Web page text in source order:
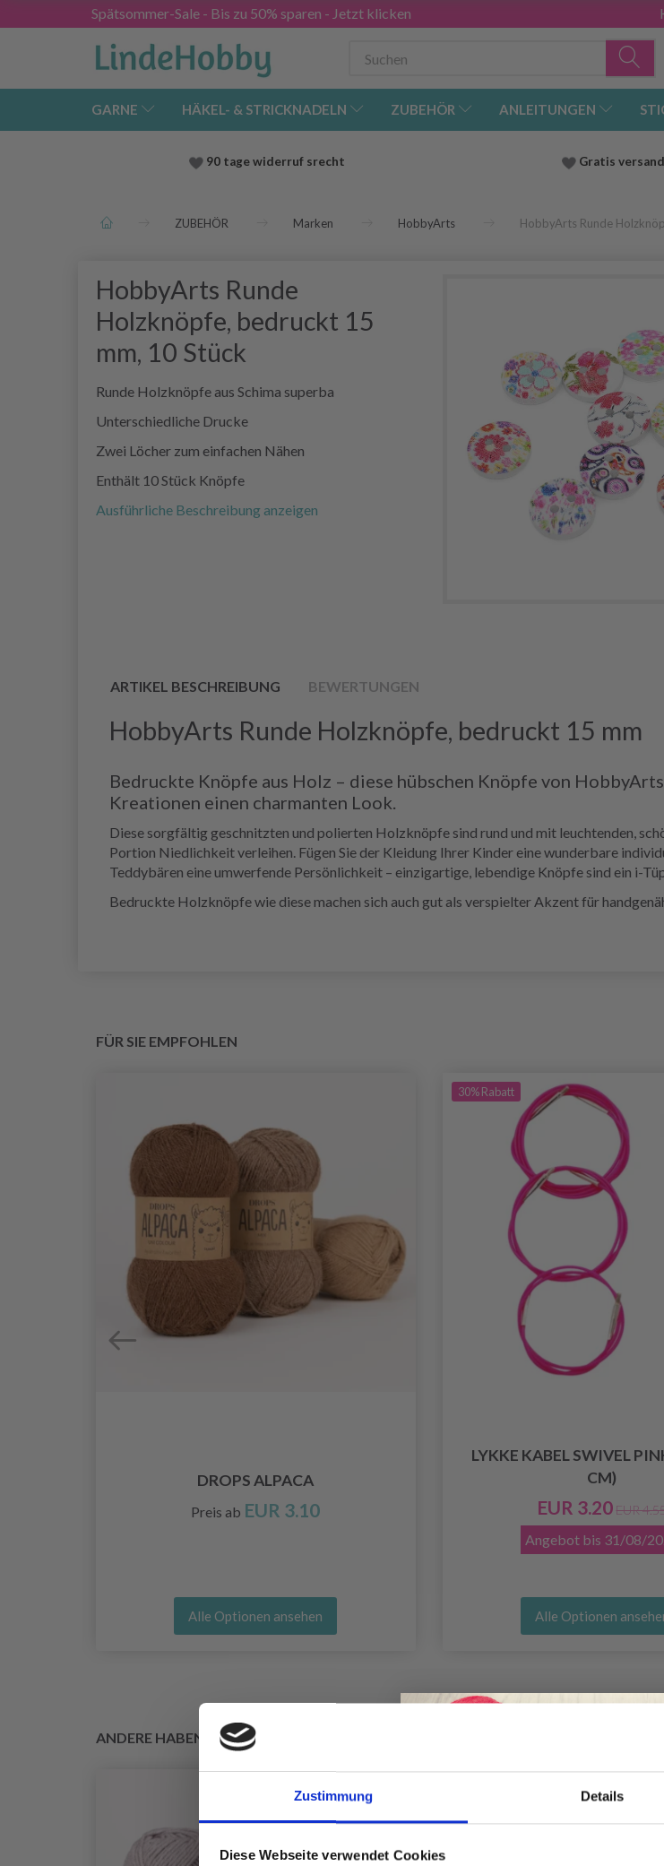
Zustimmung Details
Diese Webseite verwendet Cookies
Spätsommer-Sale - Bis zu 50% sparen - Jetzt klicken
GARNE HÄKEL- & STRICKNADELN ZUBEHÖR ANLEITUNGEN
90 tage widerruf srecht Gratis versand
ZUBEHÖR Marken HobbyArts HobbyArts Runde
HobbyArts Runde
Holzknöpfe, bedruckt 15
mm, 10 Stück
Runde Holzknöpfe aus Schima superba
Unterschiedliche Drucke
Zwei Löcher zum einfachen Nähen
Enthält 10 Stück Knöpfe
Ausführliche Beschreibung anzeigen
ARTIKEL BESCHREIBUNG BEWERTUNGEN
HobbyArts Runde Holzknöpfe, bedruckt 15 mm
Bedruckte Knöpfe aus Holz – diese hübschen Knöpfe von
Kreationen einen charmanten Look.
Diese sorgfältig geschnitzten und polierten Holzknöpfe sind rund und mit leuchtenden,
Portion Niedlichkeit verleihen. Fügen Sie der Kleidung Ihrer Kinder eine wunderbare
Teddybären eine umwerfende Persönlichkeit – einzigartige, lebendige Knöpfe sind ein i-
Bedruckte Holzknöpfe wie diese machen sich auch gut als verspielter Akzent für
FÜR SIE EMPFOHLEN
DROPS ALPACA
Preis ab EUR 3.10
Alle Optionen ansehen
30%Rabatt
LYKKE KABEL SWIVEL
CM)
EUR 3.20 EUR
Angebot bis 31/08/
Alle Optionen
ANDERE HABEN SICH AUCH ANGESEHEN